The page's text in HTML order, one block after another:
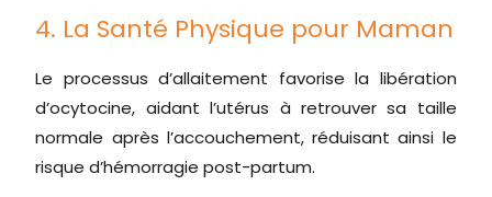
4. La Santé Physique pour Maman
Le processus d’allaitement favorise la libération
d’ocytocine, aidant l’utérus à retrouver sa taille
normale après l’accouchement, réduisant ainsi le
risque d’hémorragie post-partum.